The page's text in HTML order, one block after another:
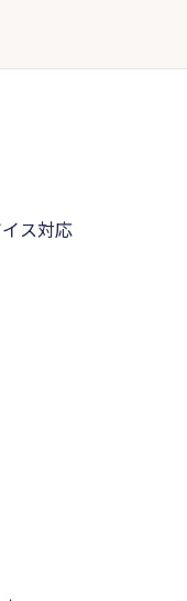
ス対応